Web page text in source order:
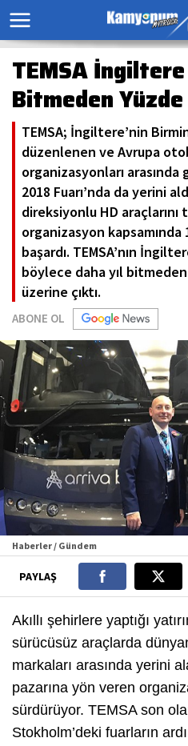
TEMSA İngiltere
Bitmeden
TEMSA; İngiltere’nin
düzenlenen ve Avrupa
organizasyonları arasında
2018 Fuarı’nda da yerini
direksiyonlu HD araçlarını
organizasyon kapsamında
başardı. TEMSA’nın
böylece daha yıl
üzerine çıktı.
ABONE OL
Haberler / Gündem
PAYLAŞ
Akıllı şehirlere yaptığı
sürücüsüz araçlarda
markaları arasında yerini
pazarına yön veren
sürdürüyor. TEMSA son
Stokholm’deki fuarların